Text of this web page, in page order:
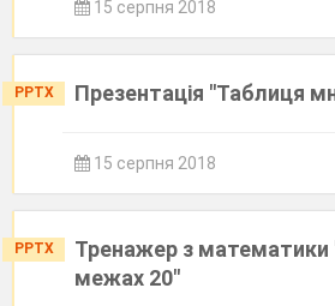
15 серпня 2018
PPTX Презентація "Таблиця
15 серпня 2018
PPTX
Тренажер з
межах 20"